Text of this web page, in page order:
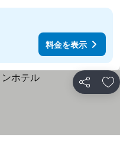
料金を表示
シェア お